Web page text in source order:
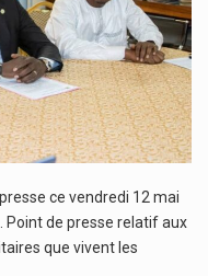
ce vendredi 12 mai
Point de presse relatif aux
que vivent les